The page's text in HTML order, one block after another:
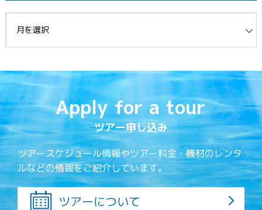
Apply for a tour
ツアー申し込み
ツアースケジュール情報やツアー料金・機材のレンタ
ルなどの情報をご紹介しています。
ツアーについて